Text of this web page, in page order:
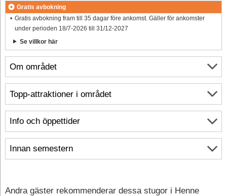
Om området
Info och öppettider
Innan semestern
Gratis avbokning
Gratis avbokning fram till 35 dagar före ankomst. Gäller för ankomster
under perioden 18/7-2026 till 31/12-2027
Se villkor här
Topp-attraktioner i området
Andra gäster rekommenderar dessa stugor i Henne